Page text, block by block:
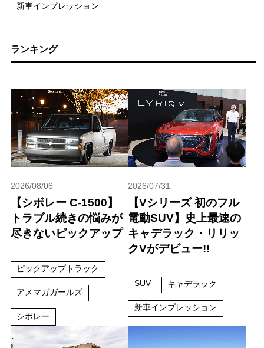
新車インプレッション
ランキング
2026/08/06
【シボレー C-1500】
トラブル続きの悩みが
尽きないピックアップ
ピックアップトラック
アメマガガールズ
シボレー
2026/07/31
【Vシリーズ 初のフル
電動SUV】史上最速の
キャデラック・リリッ
クVがデビュー!!
SUV キャデラック
新車インプレッション